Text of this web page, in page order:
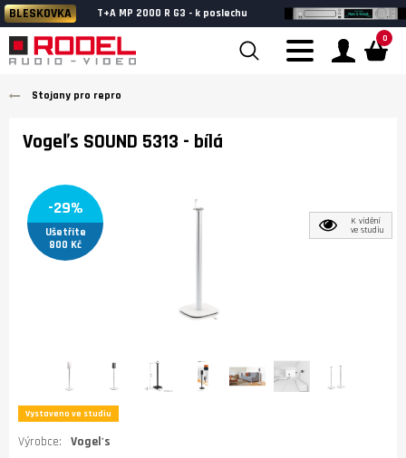
BLESKOVKA T+A MP 2000 R G3 - k poslechu
0
Stojany pro repro
Vogeľs SOUND 5313 - bílá
K vidění
ve studiu
-29%
Ušetříte
800 Kč
Vystaveno ve studiu
Výrobce: Vogel's